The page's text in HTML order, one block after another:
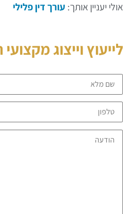
אולי יעניין אותך: עורך דין פלילי
לייעוץ וייצוג